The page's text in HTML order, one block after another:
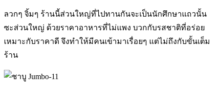
ลวกๆ จิ้มๆ ร้านนี้ส่วนใหญ่ที่ไปทานกันจะเป็นนักศึกษาแถวนั้น
ซะส่วนใหญ่ ด้วยราคาอาหารที่ไม่แพง บวกกับรสชาติที่อร่อย
เหมาะกับราคาดี จึงทำให้มีคนเข้ามาเรื่อยๆ แต่ไม่ถึงกับขั้นเต็ม
ร้าน